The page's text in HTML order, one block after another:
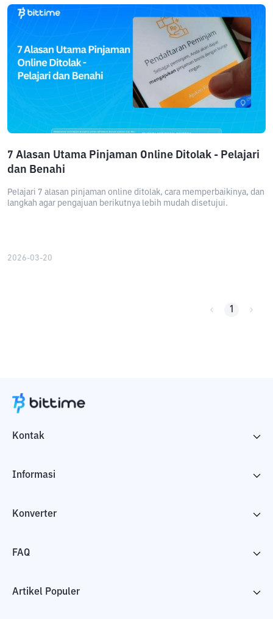
7 Alasan Utama Pinjaman Online Ditolak - Pelajari
dan Benahi
Pelajari 7 alasan pinjaman online ditolak, cara memperbaikinya, dan
langkah agar pengajuan berikutnya lebih mudah disetujui.
2026-03-20
1
Kontak
Informasi
Konverter
FAQ
Artikel Populer